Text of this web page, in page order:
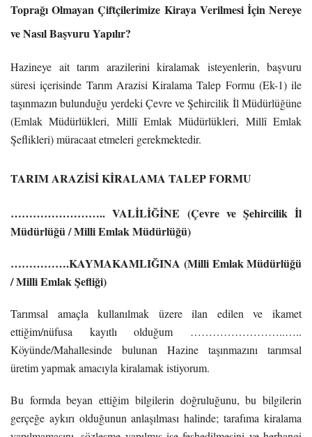
Toprağı Olmayan Çiftçilerimize Kiraya Verilmesi İçin Nereye
ve Nasıl Başvuru Yapılır?
Hazineye ait tarım arazilerini kiralamak isteyenlerin, başvuru
süresi içerisinde Tarım Arazisi Kiralama Talep Formu (Ek-1) ile
taşınmazın bulunduğu yerdeki Çevre ve Şehircilik İl Müdürlüğüne
(Emlak Müdürlükleri, Millî Emlak Müdürlükleri, Millî Emlak
Şeflikleri) müracaat etmeleri gerekmektedir.
TARIM ARAZİSİ KİRALAMA TALEP FORMU
…………………….. VALİLİĞİNE (Çevre ve Şehircilik İl
Müdürlüğü / Milli Emlak Müdürlüğü)
…………….KAYMAKAMLIĞINA(Milli Emlak Müdürlüğü
/ Milli Emlak Şefliği)
Tarımsal amaçla kullanılmak üzere ilan edilen ve ikamet
ettiğim/nüfusa kayıtlı olduğum ……………………..…..
Köyünde/Mahallesinde bulunan Hazine taşınmazını tarımsal
üretim yapmak amacıyla kiralamak istiyorum.
Bu formda beyan ettiğim bilgilerin doğruluğunu, bu bilgilerin
gerçeğe aykırı olduğunun anlaşılması halinde; tarafıma kiralama